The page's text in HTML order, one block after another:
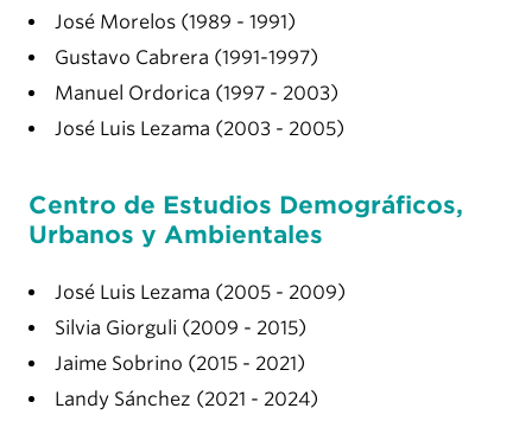
José Morelos (1989 - 1991)
Gustavo Cabrera (1991-1997)
Manuel Ordorica (1997 - 2003)
José Luis Lezama (2003 - 2005)
Centro de Estudios Demográficos,
Urbanos y Ambientales
José Luis Lezama (2005 - 2009)
Silvia Giorguli (2009 - 2015)
Jaime Sobrino (2015 - 2021)
Landy Sánchez (2021 - 2024)